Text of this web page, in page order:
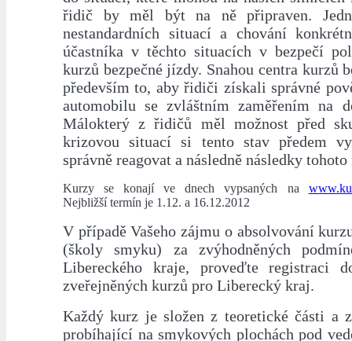
řidič by měl být na ně připraven.
nestandardních situací a chování
účastníka v těchto situacích v bezpečí
kurzů bezpečné jízdy. Snahou centra kurzů
především to, aby řidiči získali správné
automobilu se zvláštním zaměřením na
Málokterý z řidičů měl možnost před
krizovou situací si tento stav předem
správně reagovat a následně následky
Kurzy se konají ve dnech vypsaných na
Nejbližší termín je 1.12. a 16.12.2012
V případě Vašeho zájmu o absolvování
(školy smyku) za zvýhodněných
Libereckého kraje, proveďte registraci
zveřejněných kurzů pro Liberecký kraj.
Každý kurz je složen z teoretické části a
probíhající na smykových plochách pod